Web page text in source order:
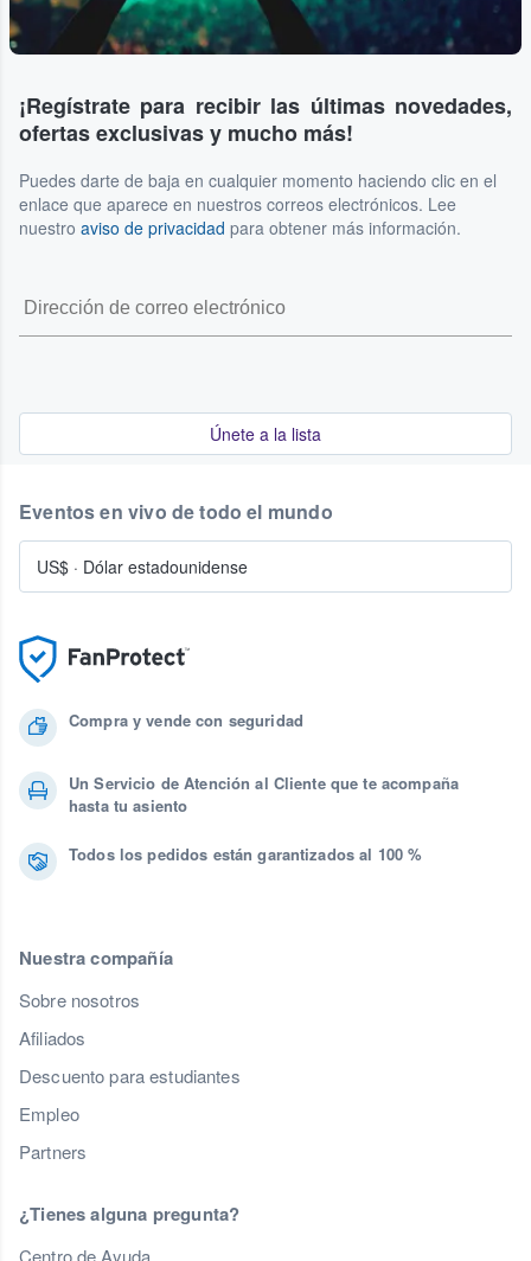
¡Regístrate para recibir las últimas novedades,
ofertas exclusivas y mucho más!
Puedes darte de baja en cualquier momento haciendo clic en el
enlace que aparece en nuestros correos electrónicos. Lee
nuestro aviso de privacidad para obtener más información.
Únete a la lista
Compra y vende con seguridad
Un Servicio de Atención al Cliente que te acompaña
hasta tu asiento
Todos los pedidos están garantizados al 100 %
Nuestra compañía
Sobre nosotros
Afiliados
Descuento para estudiantes
Empleo
Partners
¿Tienes alguna pregunta?
Centro de Ayuda
Eventos en vivo de todo el mundo
US$ · Dólar estadounidense